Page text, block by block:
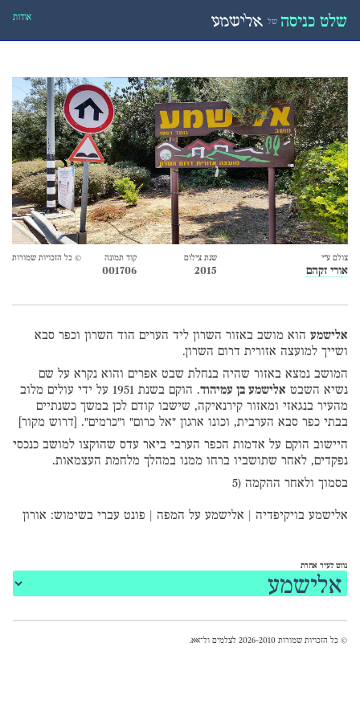
שלט כניסה של אלישמע אודות
צולם ע״י
אורי זקהם
שנת צילום
2015
קוד תמונה
001706
© כל הזכויות שמורות
אלישמע הוא מושב באזור השרון ליד הערים הוד השרון וכפר סבא
ושייך למועצה אזורית דרום השרון.
המושב נמצא באזור שהיה בנחלת שבט אפרים והוא נקרא על שם
נשיא השבט אלישמע בן עמיהוד
. הוקם בשנת 1951 על ידי עולים מלוב
מהעיר בנגאזי ומאזור קירנאיקה, שישבו קודם לכן במשך כשנתיים
בבתי כפר סבא הערבית, וכונו ארגון "אל כרום" ו"כרמים".
דרוש מקור]
היישוב הוקם על אדמות הכפר הערבי ביאר עדס שהוקצו למושב כנכסי
נפקדים, לאחר שתושביו ברחו ממנו במהלך מלחמת העצמאות.
בסמוך ולאחר ההקמה (5
אלישמע בויקיפדיה אלישמע על המפה פונט עברי בשימוש: אורון
נווט לעיר אחרת
© כל הזכויות שמורות 2026-2010 לצלמים ול־ אאא.